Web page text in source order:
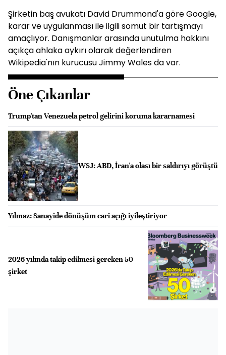
Şirketin baş avukatı David Drummond'a göre Google,
karar ve uygulanması ile ilgili somut bir tartışmayı
amaçlıyor. Danışmanlar arasında unutulma hakkını
açıkça ahlaka aykırı olarak değerlendiren
Wikipedia'nın kurucusu Jimmy Wales da var.
Öne Çıkanlar
Trump'tan Venezuela petrol gelirini koruma kararnamesi
WSJ: ABD, İran'a olası bir saldırıyı görüştü
Yılmaz: Sanayide dönüşüm cari açığı iyileştiriyor
2026 yılında takip edilmesi gereken 50
şirket